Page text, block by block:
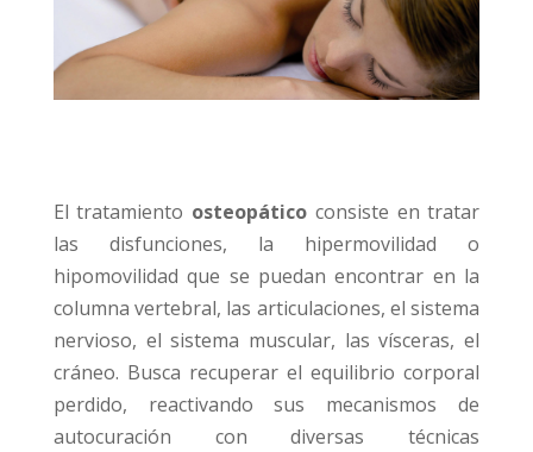
El tratamiento osteopático consiste en tratar
las disfunciones, la hipermovilidad o
hipomovilidad que se puedan encontrar en la
columna vertebral, las articulaciones, el sistema
nervioso, el sistema muscular, las vísceras, el
cráneo. Busca recuperar el equilibrio corporal
perdido, reactivando sus mecanismos de
autocuración con diversas técnicas